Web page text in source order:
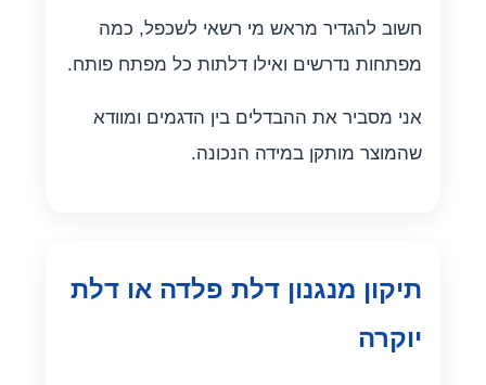
חשוב להגדיר מראש מי רשאי לשכפל, כמה
מפתחות נדרשים ואילו דלתות כל מפתח פותח.
אני מסביר את ההבדלים בין הדגמים ומוודא
שהמוצר מותקן במידה הנכונה.
תיקון מנגנון דלת פלדה או דלת
יוקרה